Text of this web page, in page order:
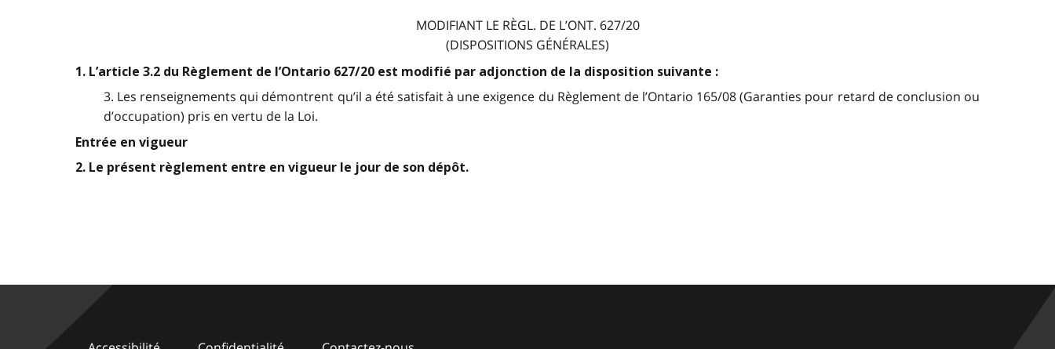
MODIFIANT LE RÈGL. DE L’ONT. 627/20
(DISPOSITIONS GÉNÉRALES)
1. L’article 3.2 du Règlement de l’Ontario 627/20 est modifié par adjonction de la disposition suivante :
3. Les renseignements qui démontrent qu’il a été satisfait à une exigence du Règlement de l’Ontario 165/08 (Garanties pour retard de conclusion ou
d’occupation) pris en vertu de la Loi.
Entrée en vigueur
2. Le présent règlement entre en vigueur le jour de son dépôt.